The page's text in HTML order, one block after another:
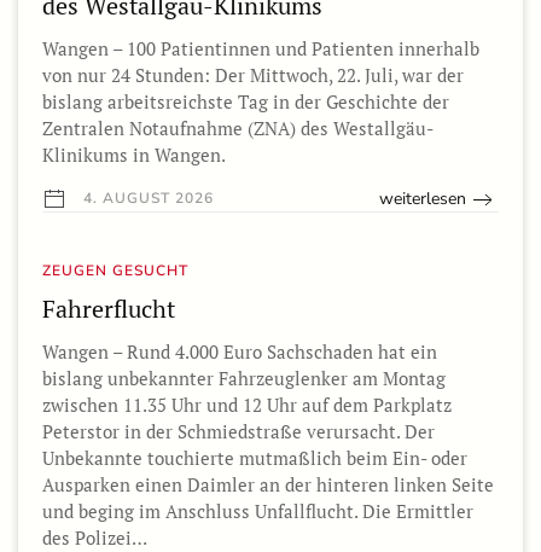
Wangen – 100 Patientinnen und Patienten innerhalb
von nur 24 Stunden: Der Mittwoch, 22. Juli, war der
bislang arbeitsreichste Tag in der Geschichte der
Zentralen Notaufnahme (ZNA) des Westallgäu-
Klinikums in Wangen.
4. AUGUST 2026 weiterlesen
ZEUGEN GESUCHT
Fahrerflucht
Wangen – Rund 4.000 Euro Sachschaden hat ein
bislang unbekannter Fahrzeuglenker am Montag
zwischen 11.35 Uhr und 12 Uhr auf dem Parkplatz
Peterstor in der Schmiedstraße verursacht. Der
Unbekannte touchierte mutmaßlich beim Ein- oder
Ausparken einen Daimler an der hinteren linken Seite
und beging im Anschluss Unfallflucht. Die Ermittler
des Polizei…